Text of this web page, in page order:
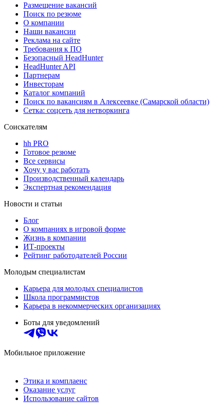
Размещение вакансий
Поиск по резюме
О компании
Наши вакансии
Реклама на сайте
Требования к ПО
Безопасный HeadHunter
HeadHunter API
Партнерам
Инвесторам
Каталог компаний
Поиск по вакансиям в Алексеевке (Самарской области)
Сетка: соцсеть для нетворкинга
Соискателям
hh PRO
Готовое резюме
Все сервисы
Хочу у вас работать
Производственный календарь
Экспертная рекомендация
Новости и статьи
Блог
О компаниях в игровой форме
Жизнь в компании
ИТ-проекты
Рейтинг работодателей России
Молодым специалистам
Карьера для молодых специалистов
Школа программистов
Карьера в некоммерческих организациях
Боты для уведомлений
Мобильное приложение
Этика и комплаенс
Оказание услуг
Использование сайтов